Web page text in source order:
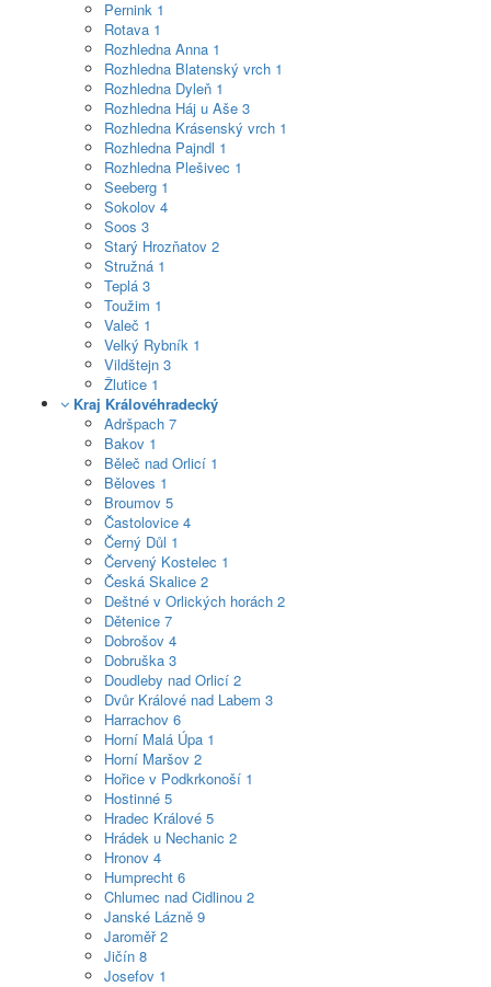
Pernink 1
Rotava 1
Rozhledna Anna 1
Rozhledna Blatenský vrch 1
Rozhledna Dyleň 1
Rozhledna Háj u Aše 3
Rozhledna Krásenský vrch 1
Rozhledna Pajndl 1
Rozhledna Plešivec 1
Seeberg 1
Sokolov 4
Soos 3
Starý Hrozňatov 2
Stružná 1
Teplá 3
Toužim 1
Valeč 1
Velký Rybník 1
Vildštejn 3
Žlutice 1
Kraj Královéhradecký
Adršpach 7
Bakov 1
Běleč nad Orlicí 1
Běloves 1
Broumov 5
Častolovice 4
Černý Důl 1
Červený Kostelec 1
Česká Skalice 2
Deštné v Orlických horách 2
Dětenice 7
Dobrošov 4
Dobruška 3
Doudleby nad Orlicí 2
Dvůr Králové nad Labem 3
Harrachov 6
Horní Malá Úpa 1
Horní Maršov 2
Hořice v Podkrkonoší 1
Hostinné 5
Hradec Králové 5
Hrádek u Nechanic 2
Hronov 4
Humprecht 6
Chlumec nad Cidlinou 2
Janské Lázně 9
Jaroměř2
Jičín 8
Josefov 1